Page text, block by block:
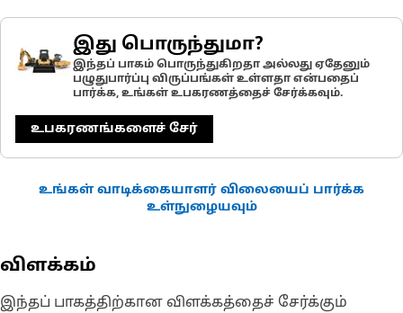
இது பொருந்துமா?
இந்தப் பாகம் பொருந்துகிறதா அல்லது ஏதேனும்
பழுதுபார்ப்பு விருப்பங்கள் உள்ளதா என்பதைப்
பார்க்க, உங்கள் உபகரணத்தைச் சேர்க்கவும்.
உபகரணங்களைச் சேர்
உங்கள் வாடிக்கையாளர் விலையைப் பார்க்க
உள்நுழையவும்
விளக்கம்
இந்தப் பாகத்திற்கான விளக்கத்தைச் சேர்க்கும்